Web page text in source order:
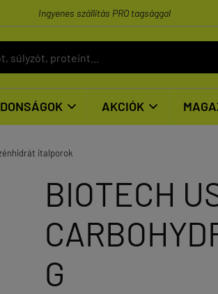
Ingyenes szállítás PRO tagsággal
 AKCIÓK 
italporok
BIOTECH
G